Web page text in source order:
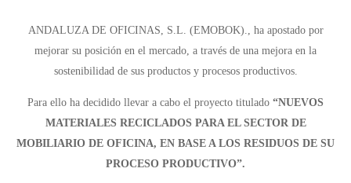
ANDALUZA DE OFICINAS, S.L. (EMOBOK)., ha apostado por
mejorar su posición en el mercado, a través de una mejora en la
sostenibilidad de sus productos y procesos productivos.
Para ello ha decidido llevar a cabo el proyecto titulado “NUEVOS
MATERIALES RECICLADOS PARA EL SECTOR DE
MOBILIARIO DE OFICINA, EN BASE A LOS RESIDUOS DE SU
PROCESO PRODUCTIVO”.